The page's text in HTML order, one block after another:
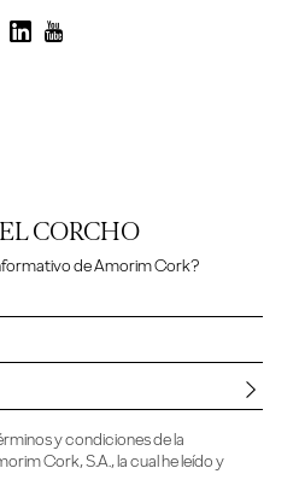
CORCHO
de Amorim Cork?
y condiciones de la
Cork, S.A., la cual he leído y